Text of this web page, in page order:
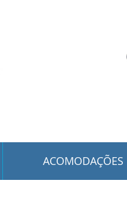
ACOMODAÇÕES